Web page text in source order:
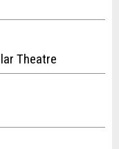
of this email
Theatre